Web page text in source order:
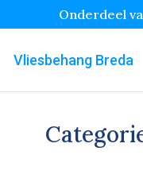
Onderdeel
Vliesbehang Breda